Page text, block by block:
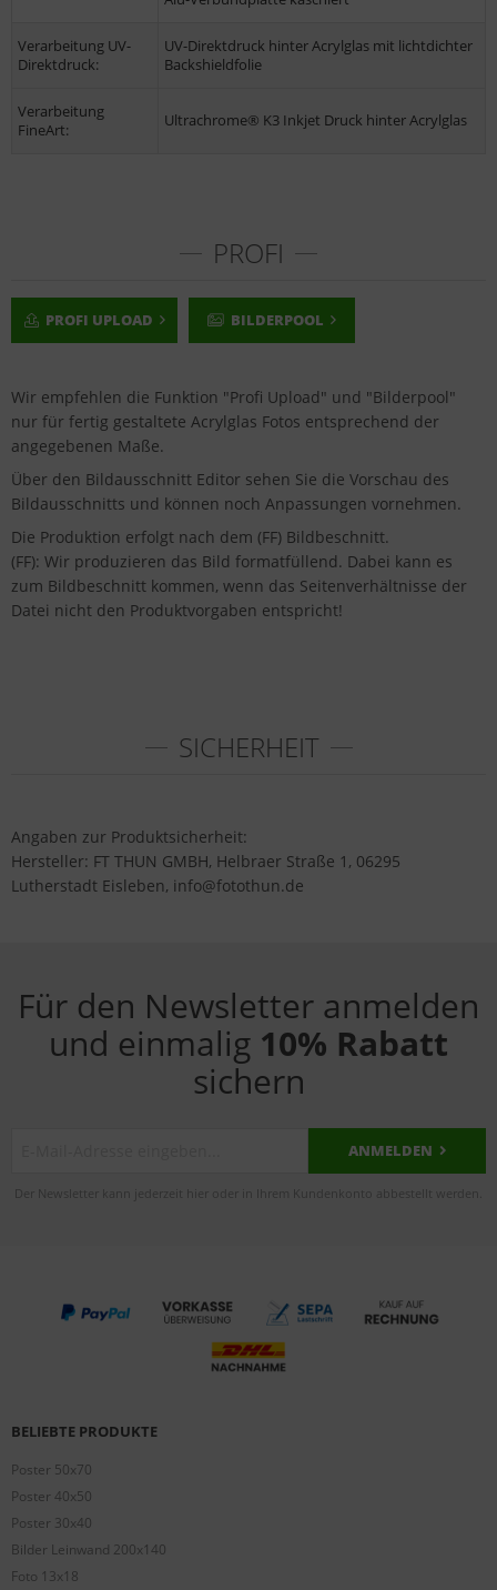
Verarbeitung UV-
Direktdruck:
UV-Direktdruck hinter Acrylglas mit lichtdichter
Backshieldfolie
Verarbeitung
FineArt:
Ultrachrome® K3 Inkjet Druck hinter Acrylglas
PROFI
PROFI UPLOAD BILDERPOOL
Wir empfehlen die Funktion "Profi Upload" und "Bilderpool"
nur für fertig gestaltete Acrylglas Fotos entsprechend der
angegebenen Maße.
Über den Bildausschnitt Editor sehen Sie die Vorschau des
Bildausschnitts und können noch Anpassungen vornehmen.
Die Produktion erfolgt nach dem (FF) Bildbeschnitt.
(FF): Wir produzieren das Bild formatfüllend. Dabei kann es
zum Bildbeschnitt kommen, wenn das Seitenverhältnisse der
Datei nicht den Produktvorgaben entspricht!
SICHERHEIT
Angaben zur Produktsicherheit:
Hersteller: FT THUN GMBH, Helbraer Straße 1, 06295
Lutherstadt Eisleben, info@fotothun.de
Für den Newsletter anmelden
und einmalig 10% Rabatt
sichern
ANMELDEN
Der Newsletter kann jederzeit hier oder in Ihrem Kundenkonto abbestellt werden.
BELIEBTE PRODUKTE
Poster 50x70
Poster 40x50
Poster 30x40
Bilder Leinwand 200x140
Foto 13x18